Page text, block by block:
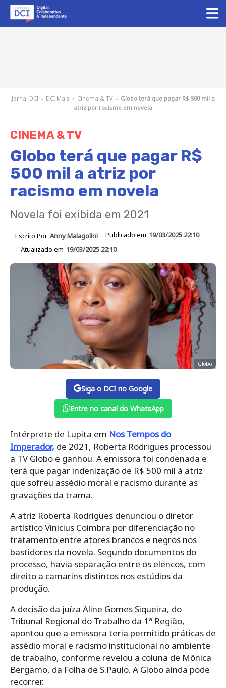
Jornal DCI › DCI Mais › Cinema & TV › Globo terá que pagar R$ 500 mil a
atriz por racismo em novela
CINEMA & TV
Globo terá que pagar R$
500 mil a atriz por
racismo em novela
Novela foi exibida em 2021
Escrito Por Anny Malagolini Publicado em 19/03/2025 22:10
Atualizado em 19/03/2025 22:10
Globo
Siga o DCI no Google
Entre no canal do WhatsApp
Intérprete de Lupita em Nos Tempos do
Imperador, de 2021, Roberta Rodrigues processou
a TV Globo e ganhou. A emissora foi condenada e
terá que pagar indenização de R$ 500 mil à atriz
que sofreu assédio moral e racismo durante as
gravações da trama.
A atriz Roberta Rodrigues denunciou o diretor
artístico Vinicius Coimbra por diferenciação no
tratamento entre atores brancos e negros nos
bastidores da novela. Segundo documentos do
processo, havia separação entre os elencos, com
direito a camarins distintos nos estúdios da
produção.
A decisão da juíza Aline Gomes Siqueira, do
Tribunal Regional do Trabalho da 1ª Região,
apontou que a emissora teria permitido práticas de
assédio moral e racismo institucional no ambiente
de trabalho, conforme revelou a coluna de Mônica
Bergamo, da Folha de S.Paulo. A Globo ainda pode
recorrer.